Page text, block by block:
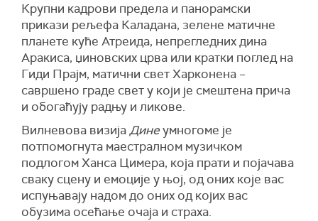
Крупни кадрови предела и панорамски
прикази рељефа Каладана, зелене матичне
планете куће Атреида, непрегледних дина
Аракиса, џиновских црва или кратки поглед на
Гиди Прајм, матични свет Харконена –
савршено граде свет у који је смештена прича
и обогаћују радњу и ликове.
Вилневова визијаДинеумногоме је
потпомогнута маестралном музичком
подлогом Ханса Цимера, која прати и појачава
сваку сцену и емоције у њој, од оних које вас
испуњавају надом до оних од којих вас
обузима осећање очаја и страха.